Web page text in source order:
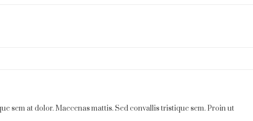
sem at dolor. Maecenas mattis. Sed convallis tristique sem. Proin ut